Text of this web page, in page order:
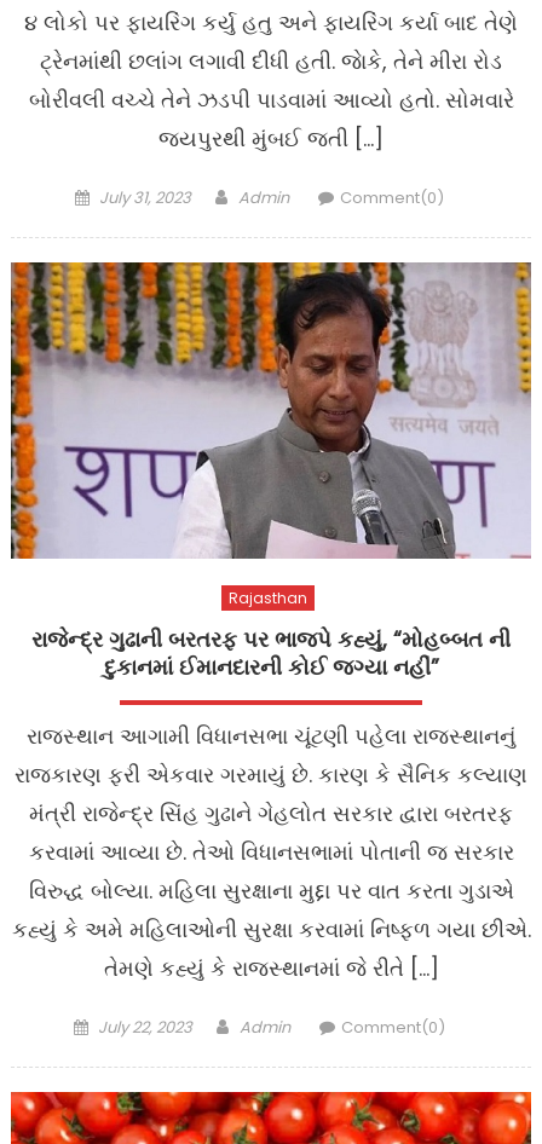
૪ લોકો પર ફાયરિંગ કર્યુ હતુ અને ફાયરિંગ કર્યા બાદ તેણે
ટ્રેનમાંથી છલાંગ લગાવી દીધી હતી. જાેકે, તેને મીરા રોડ
બોરીવલી વચ્ચે તેને ઝડપી પાડવામાં આવ્યો હતો. સોમવારે
જયપુરથી મુંબઈ જતી […]
Posted
July 31, 2023 Author
Admin Comment(0)
Rajasthan
રાજેન્દ્ર ગુઢાની બરતરફ પર ભાજપે કહ્યું, “મોહબ્બત ની
દુકાનમાં ઈમાનદારની કોઈ જગ્યા નહીં”
રાજસ્થાન આગામી વિધાનસભા ચૂંટણી પહેલા રાજસ્થાનનું
રાજકારણ ફરી એકવાર ગરમાયું છે. કારણ કે સૈનિક કલ્યાણ
મંત્રી રાજેન્દ્ર સિંહ ગુઢાને ગેહલોત સરકાર દ્વારા બરતરફ
કરવામાં આવ્યા છે. તેઓ વિધાનસભામાં પોતાની જ સરકાર
વિરુદ્ધ બોલ્યા. મહિલા સુરક્ષાના મુદ્દા પર વાત કરતા ગુડાએ
કહ્યું કે અમે મહિલાઓની સુરક્ષા કરવામાં નિષ્ફળ ગયા છીએ.
તેમણે કહ્યું કે રાજસ્થાનમાં જે રીતે […]
Posted
July 22, 2023 Author
Admin Comment(0)